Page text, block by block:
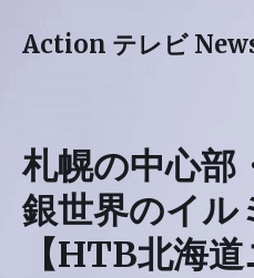
Action テレビ
札幌の中心部
銀世界のイル
【HTB北海道